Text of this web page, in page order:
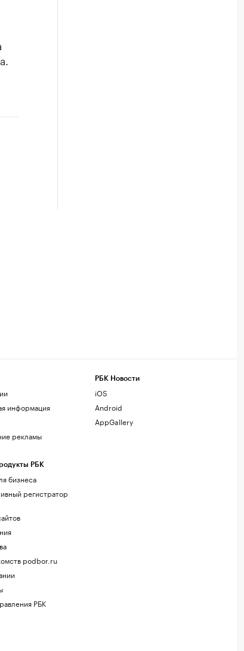
информация
рекламы
РБК
бизнеса
регистратор
podbor.ru
РБК
РБК Новости
iOS
Android
AppGallery